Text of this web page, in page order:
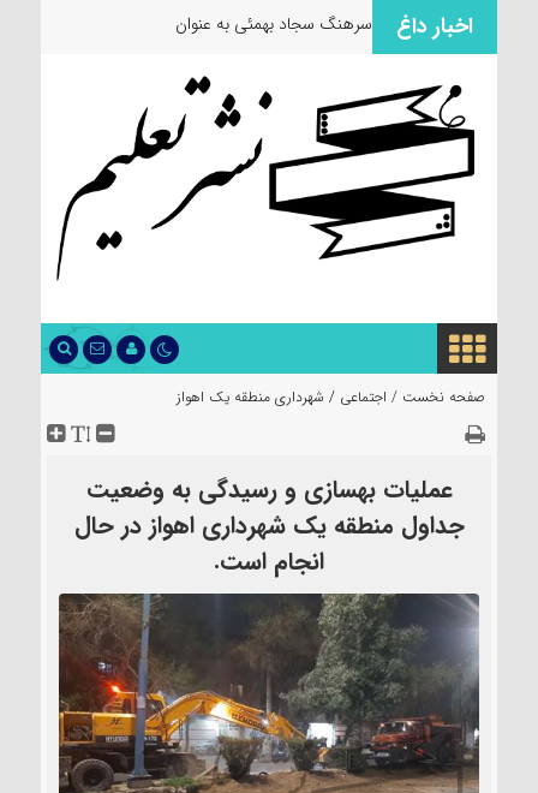
اخبار داغ سرهنگ سجاد بهمئی به عنوان مسئول جد
صفحه نخست / اجتماعی / شهرداری منطقه یک اهواز
عملیات بهسازی و رسیدگی به وضعیت
جداول منطقه یک شهرداری اهواز در حال
انجام است.